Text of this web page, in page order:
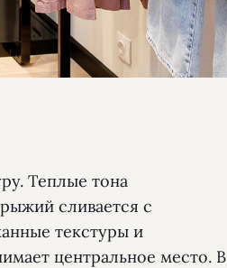
Теплые тона
сливается с
текстуры и
центральное место. В